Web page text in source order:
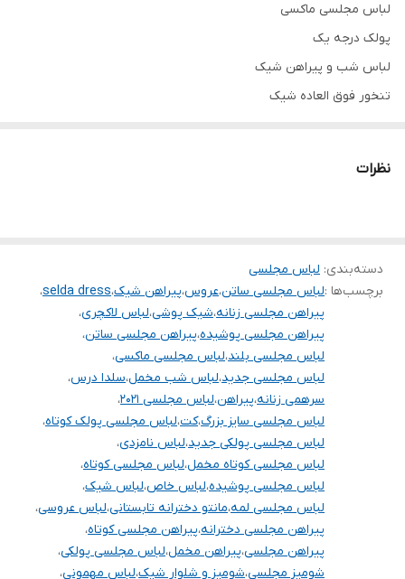
لباس مجلسی ماکسی
پولک درجه یک
لباس شب و پیراهن شیک
تنخور فوق العاده شیک
توجه توجه : دوستان عزیز لطفا در هنگام انتخاب مدل دقت فرمائید همه
مشخصات کارها زیر آن قید شده لطفا موقع انتخاب دقت کنید چون این
سایت امکان مرجوع یا تعویض مدل ندارد فقط تعویض سایز داریم
نظرات
دسته‌بندی: لباس مجلسی
برچسب‌ها :لباس مجلسی ساتن،عروس،پیراهن شیک،selda dress،
پیراهن مجلسی زنانه،شیک پوشی،لباس لاکچری،
پیراهن مجلسی پوشیده،پیراهن مجلسی ساتن،
لباس مجلسی بلند،لباس مجلسی ماکسی،
لباس مجلسی جدید،لباس شب مخمل،سلدا درس،
سرهمی زنانه،پیراهن،لباس مجلسی ۲۰۲۱
،
لباس مجلسی سایز بزرگ،کت،لباس مجلسی پولک کوتاه،
لباس مجلسی پولکی جدید،لباس نامزدی،
لباس مجلسی کوتاه مخمل،لباس مجلسی کوتاه،
لباس مجلسی پوشیده،لباس خاص،لباس شیک،
لباس مجلسی لمه،مانتو دخترانه تابستانی،لباس عروسی،
پیراهن مجلسی دخترانه،پیراهن مجلسی کوتاه،
پیراهن مجلسی،پیراهن مخمل،لباس مجلسی پولکی،
شومیز مجلسی،شومیز و شلوار شیک،لباس مهمونی،